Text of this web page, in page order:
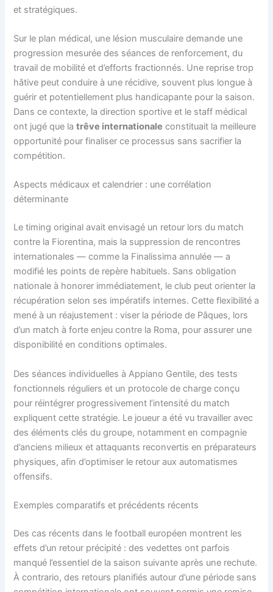
et stratégiques.
Sur le plan médical, une lésion musculaire demande une
progression mesurée des séances de renforcement, du
travail de mobilité et d’efforts fractionnés. Une reprise trop
hâtive peut conduire à une récidive, souvent plus longue à
guérir et potentiellement plus handicapante pour la saison.
Dans ce contexte, la direction sportive et le staff médical
ont jugé que latrêve internationale constituait la meilleure
opportunité pour finaliser ce processus sans sacrifier la
compétition.
Aspects médicaux et calendrier : une corrélation
déterminante
Le timing original avait envisagé un retour lors du match
contre la Fiorentina, mais la suppression de rencontres
internationales — comme la Finalissima annulée — a
modifié les points de repère habituels. Sans obligation
nationale à honorer immédiatement, le club peut orienter la
récupération selon ses impératifs internes. Cette flexibilité a
mené à un réajustement : viser la période de Pâques, lors
d’un match à forte enjeu contre la Roma, pour assurer une
disponibilité en conditions optimales.
Des séances individuelles à Appiano Gentile, des tests
fonctionnels réguliers et un protocole de charge conçu
pour réintégrer progressivement l’intensité du match
expliquent cette stratégie. Le joueur a été vu travailler avec
des éléments clés du groupe, notamment en compagnie
d’anciens milieux et attaquants reconvertis en préparateurs
physiques, afin d’optimiser le retour aux automatismes
offensifs.
Exemples comparatifs et précédents récents
Des cas récents dans le football européen montrent les
effets d’un retour précipité : des vedettes ont parfois
manqué l’essentiel de la saison suivante après une rechute.
À contrario, des retours planifiés autour d’une période sans